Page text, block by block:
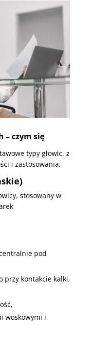
– czym się
typy głowic, z
i zastosowania.
stosowany w
pod
przy kontakcie kalki,
woskowymi i